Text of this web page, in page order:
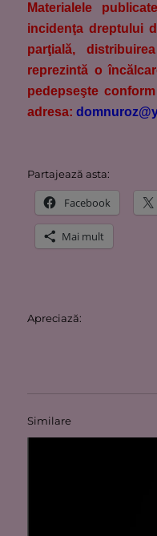
Materialele
incidenţa dreptului
parţială,
reprezintă o
pedepseşte
adresa:
Partajează asta:
Facebook
Mai mult
Apreciază:
Similare